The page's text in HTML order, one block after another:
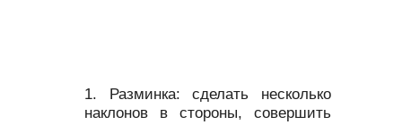
Разминка: сделать несколько
наклонов в стороны, совершить